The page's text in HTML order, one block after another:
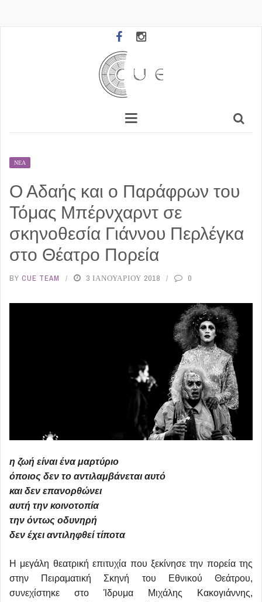
ΝΈΑ
Ο Αδαής και ο Παράφρων του
Τόμας Μπέρνχαρντ σε
σκηνοθεσία Γιάννου Περλέγκα
στο Θέατρο Πορεία
BY CUE TEAM 3 ΙΑΝΟΥΑΡΊΟΥ 2018 0
η ζωή είναι ένα μαρτύριο
όποιος δεν το αντιλαμβάνεται αυτό
και δεν επανορθώνει
αυτή την κοινοτοπία
την όντως οδυνηρή
δεν έχει αντιληφθεί τίποτα
Η μεγάλη θεατρική επιτυχία που ξεκίνησε την πορεία της
στην Πειραματική Σκηνή του Εθνικού Θεάτρου,
συνεχίστηκε στο Ίδρυμα Μιχάλης Κακογιάννης,